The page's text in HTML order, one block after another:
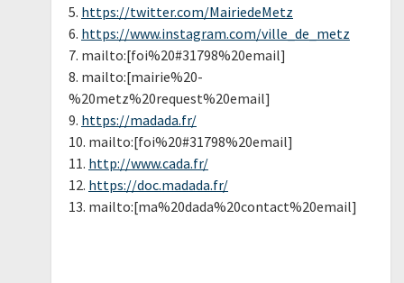
5. https://twitter.com/MairiedeMetz
6. https://www.instagram.com/ville_de_metz
7. mailto:[foi%20#31798%20email]
8. mailto:[mairie%20-
%20metz%20request%20email]
9. https://madada.fr/
10. mailto:[foi%20#31798%20email]
11. http://www.cada.fr/
12. https://doc.madada.fr/
13. mailto:[ma%20dada%20contact%20email]